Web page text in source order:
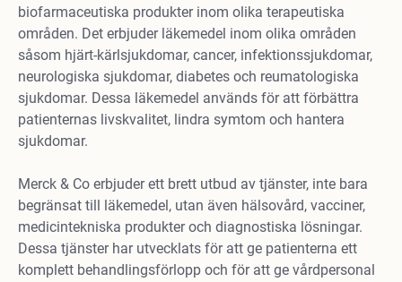
biofarmaceutiska produkter inom olika terapeutiska
områden. Det erbjuder läkemedel inom olika områden
såsom hjärt-kärlsjukdomar, cancer, infektionssjukdomar,
neurologiska sjukdomar, diabetes och reumatologiska
sjukdomar. Dessa läkemedel används för att förbättra
patienternas livskvalitet, lindra symtom och hantera
sjukdomar.
Merck & Co erbjuder ett brett utbud av tjänster, inte bara
begränsat till läkemedel, utan även hälsovård, vacciner,
medicintekniska produkter och diagnostiska lösningar.
Dessa tjänster har utvecklats för att ge patienterna ett
komplett behandlingsförlopp och för att ge vårdpersonal